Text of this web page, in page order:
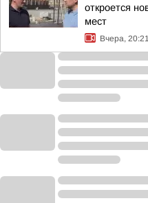
откроется
мест
Вчера, 20:21